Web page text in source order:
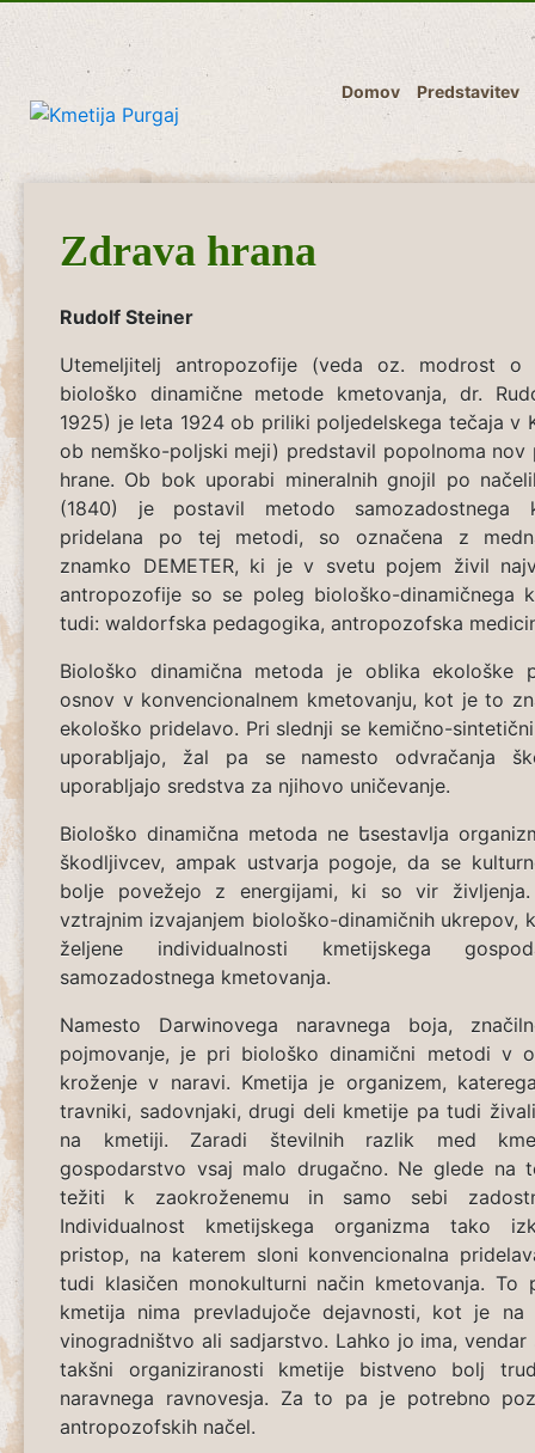
Domov Predstavitev
Zdrava hrana
Rudolf Steiner
Utemeljitelj antropozofije (veda oz. modrost o
biološko dinamične metode kmetovanja, dr.
1925) je leta 1924 ob priliki poljedelskega tečaja v
ob nemško-poljski meji) predstavil popolnoma
hrane. Ob bok uporabi mineralnih gnojil po
(1840) je postavil metodo samozadostnega
pridelana po tej metodi, so označena z
znamko DEMETER, ki je v svetu pojem živil
antropozofije so se poleg biološko-dinamičnega
tudi: waldorfska pedagogika, antropozofska
Biološko dinamična metoda je oblika ekološke
osnov v konvencionalnem kmetovanju, kot je to
ekološko pridelavo. Pri slednji se kemično-
uporabljajo, žal pa se namesto odvračanja
uporabljajo sredstva za njihovo uničevanje.
Biološko dinamična metoda ne եsestavlja
škodljivcev, ampak ustvarja pogoje, da se
bolje povežejo z energijami, ki so vir
vztrajnim izvajanjem biološko-dinamičnih ukrepov,
željene individualnosti kmetijskega
samozadostnega kmetovanja.
Namesto Darwinovega naravnega boja,
pojmovanje, je pri biološko dinamični metodi v
kroženje v naravi. Kmetija je organizem,
travniki, sadovnjaki, drugi deli kmetije pa tudi
na kmetiji. Zaradi številnih razlik med
gospodarstvo vsaj malo drugačno. Ne glede na
težiti k zaokroženemu in samo sebi
Individualnost kmetijskega organizma tako
pristop, na katerem sloni konvencionalna
tudi klasičen monokulturni način kmetovanja. To
kmetija nima prevladujoče dejavnosti, kot je na
vinogradništvo ali sadjarstvo. Lahko jo ima,
takšni organiziranosti kmetije bistveno bolj
naravnega ravnovesja. Za to pa je potrebno
antropozofskih načel.